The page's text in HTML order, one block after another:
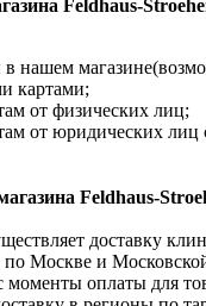
Feldhaus-
нашем
картами;
от физических лиц;
от юридических
Feldhaus-
доставку
Москве и
моменты оплаты для